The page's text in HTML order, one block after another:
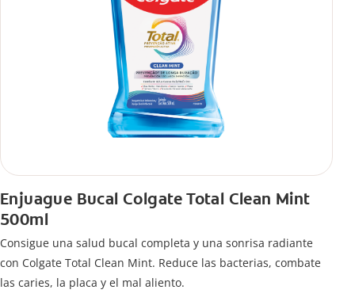
Enjuague Bucal Colgate Total Clean Mint
500ml
Consigue una salud bucal completa y una sonrisa radiante
con Colgate Total Clean Mint. Reduce las bacterias, combate
las caries, la placa y el mal aliento.